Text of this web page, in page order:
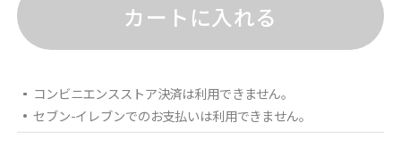
カートに入れる
コンビニエンスストア決済は利用できません。
セブン-イレブンでのお支払いは利用できません。